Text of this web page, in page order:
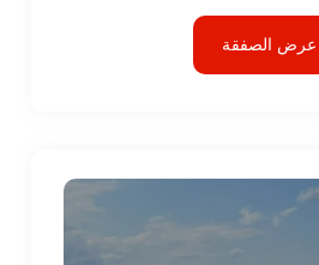
عرض الصفقة